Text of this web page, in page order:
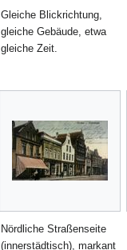
Gleiche Blickrichtung,
gleiche Gebäude, etwa
gleiche Zeit.
Nördliche Straßenseite
(innerstädtisch), markant